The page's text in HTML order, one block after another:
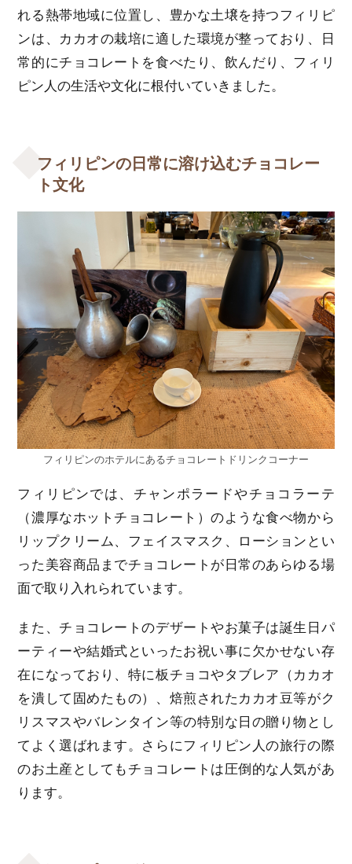
れる熱帯地域に位置し、豊かな土壌を持つフィリピ
ンは、カカオの栽培に適した環境が整っており、日
常的にチョコレートを食べたり、飲んだり、フィリ
ピン人の生活や文化に根付いていきました。
フィリピンの日常に溶け込むチョコレー
ト文化
フィリピンのホテルにあるチョコレートドリンクコーナー
フィリピンでは、チャンポラードやチョコラーテ
（濃厚なホットチョコレート）のような食べ物から
リップクリーム、フェイスマスク、ローションとい
った美容商品までチョコレートが日常のあらゆる場
面で取り入れられています。
また、チョコレートのデザートやお菓子は誕生日パ
ーティーや結婚式といったお祝い事に欠かせない存
在になっており、特に板チョコやタブレア（カカオ
を潰して固めたもの）、焙煎されたカカオ豆等がク
リスマスやバレンタイン等の特別な日の贈り物とし
てよく選ばれます。さらにフィリピン人の旅行の際
のお土産としてもチョコレートは圧倒的な人気があ
ります。